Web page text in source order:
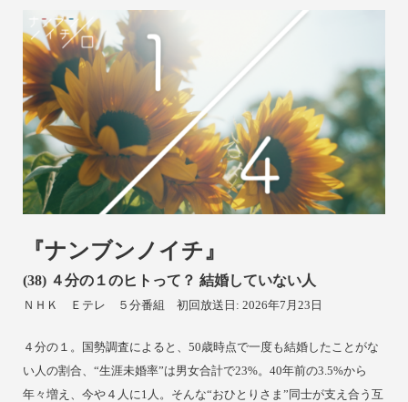
『ナンブンノイチ』
(38) ４分の１のヒトって？ 結婚していない人
ＮＨＫ Ｅテレ ５分番組 初回放送日: 2026年7月23日
４分の１。国勢調査によると、50歳時点で一度も結婚したことがな
い人の割合、“生涯未婚率”は男女合計で23%。40年前の3.5%から
年々増え、今や４人に1人。そんな“おひとりさま”同士が支え合う互